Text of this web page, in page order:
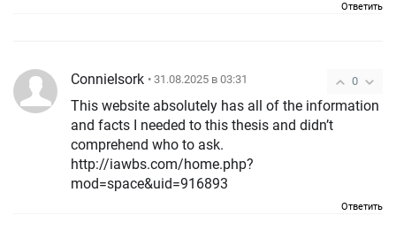
Ответить
0
ConnieIsork • 31.08.2025 в 03:31
This website absolutely has all of the information
and facts I needed to this thesis and didn’t
comprehend who to ask.
http://iawbs.com/home.php?
mod=space&uid=916893
Ответить